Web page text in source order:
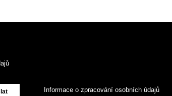
Informace o zpracování osobních údajů